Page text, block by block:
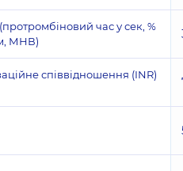
час у сек, %
МНВ)
співвідношення (INR)